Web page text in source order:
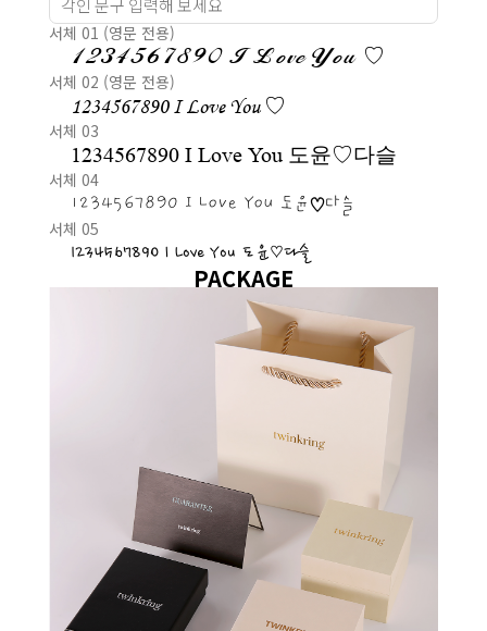
서체 01 (영문 전용)
1234567890 I Love You ♡
서체 02 (영문 전용)
1234567890 I Love You ♡
서체 03
1234567890 I Love You 도윤♡다슬
서체 04
1234567890 I Love You 도윤♡다슬
서체 05
1234567890 I Love You 도윤♡다슬
PACKAGE